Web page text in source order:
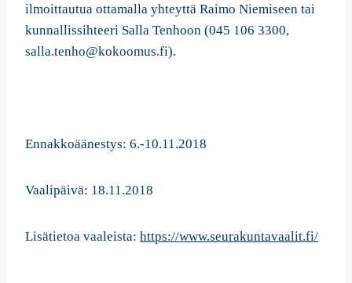
ilmoittautua ottamalla yhteyttä Raimo Niemiseen tai
kunnallissihteeri Salla Tenhoon (045 106 3300,
salla.tenho@kokoomus.fi).
Ennakkoäänestys: 6.-10.11.2018
Vaalipäivä: 18.11.2018
Lisätietoa vaaleista: https://www.seurakuntavaalit.fi/